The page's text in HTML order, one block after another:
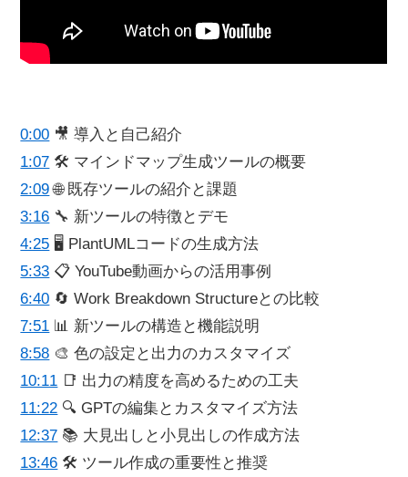
0:00 🎥 導入と自己紹介
1:07 🛠️ マインドマップ生成ツールの概要
2:09🌐 既存ツールの紹介と課題
3:16 🔧 新ツールの特徴とデモ
4:25 🖥️ PlantUMLコードの生成方法
5:33 📋 YouTube動画からの活用事例
6:40 🔄 Work Breakdown Structureとの比較
7:51 📊 新ツールの構造と機能説明
8:58 🎨 色の設定と出力のカスタマイズ
10:11 📑 出力の精度を高めるための工夫
11:22 🔍 GPTの編集とカスタマイズ方法
12:37 📚 大見出しと小見出しの作成方法
13:46 🛠️ ツール作成の重要性と推奨